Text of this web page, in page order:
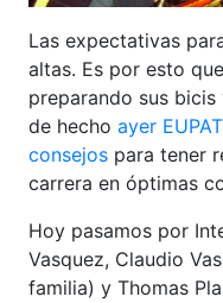
Las expectativas
altas. Es por esto
preparando sus
de hecho ayer
consejos para tener
carrera en óptimas
Hoy pasamos por
Vasquez, Claudio
familia) y Thomas